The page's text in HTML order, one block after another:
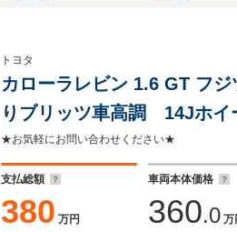
トヨタ
カローラレビン 1.6 GT フ
りブリッツ車高調 14Jホ
足 エアインテーク
★お気軽にお問い合わせください★
支払総額
380 万円
車両本体価格
360.0 万